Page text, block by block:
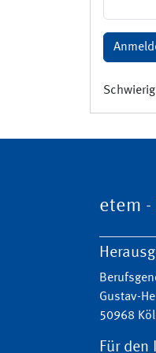
etem
Gustav-
50968
Für den